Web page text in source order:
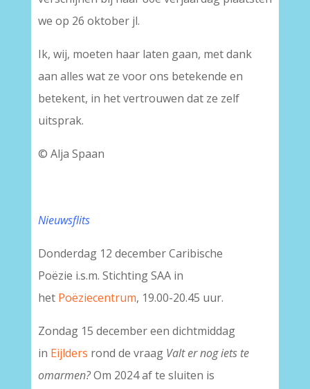
we op 26 oktober jl.
Ik, wij, moeten haar laten gaan, met dank
aan alles wat ze voor ons betekende en
betekent, in het vertrouwen dat ze zelf
uitsprak.
© Alja Spaan
Nieuwsflits
Donderdag 12 december Caribische
Poëzie i.s.m. Stichting SAA in
het Poëziecentrum, 19.00-20.45 uur.
Zondag 15 december een dichtmiddag
in Eijlders rond de vraag Valt er nog iets te
omarmen?Om 2024 af te sluiten is